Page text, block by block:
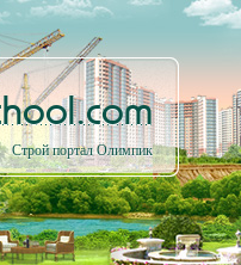
Строй портал Олимпик